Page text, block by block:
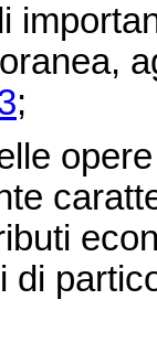
;
opere
di